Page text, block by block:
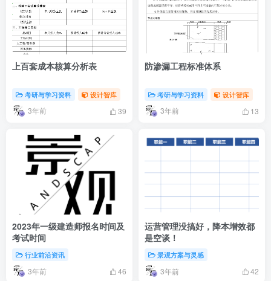
上百套成本核算分析表
考研与学习资料 设计智库
3年前 39
防渗漏工程标准体系
考研与学习资料 设计智库
3年前 13
2023年一级建造师报名时间及
考试时间
行业前沿资讯
3年前 46
运营管理没搞好，降本增效都
是空谈！
景观方案与灵感
3年前 42